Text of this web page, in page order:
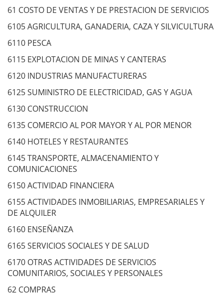
61 COSTO DE VENTAS Y DE PRESTACION DE SERVICIOS
6105 AGRICULTURA, GANADERIA, CAZA Y SILVICULTURA
6110 PESCA
6115 EXPLOTACION DE MINAS Y CANTERAS
6120 INDUSTRIAS MANUFACTURERAS
6125 SUMINISTRO DE ELECTRICIDAD, GAS Y AGUA
6130 CONSTRUCCION
6135 COMERCIO AL POR MAYOR Y AL POR MENOR
6140 HOTELES Y RESTAURANTES
6145 TRANSPORTE, ALMACENAMIENTO Y
COMUNICACIONES
6150 ACTIVIDAD FINANCIERA
6155 ACTIVIDADES INMOBILIARIAS, EMPRESARIALES Y
DE ALQUILER
6160 ENSEÑANZA
6165 SERVICIOS SOCIALES Y DE SALUD
6170 OTRAS ACTIVIDADES DE SERVICIOS
COMUNITARIOS, SOCIALES Y PERSONALES
62 COMPRAS